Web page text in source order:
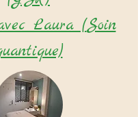
Laura (Soin